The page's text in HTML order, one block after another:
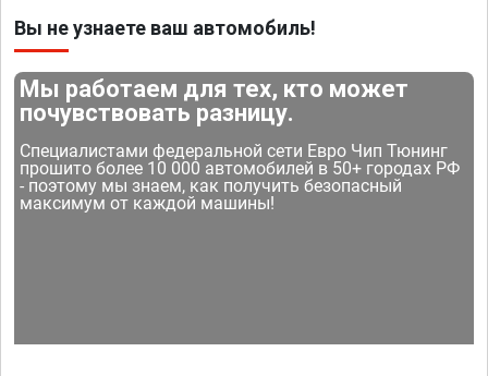
Вы не узнаете ваш автомобиль!
Мы работаем для тех, кто может
почувствовать разницу.
Специалистами федеральной сети Евро Чип Тюнинг
прошито более 10 000 автомобилей в 50+ городах РФ
- поэтому мы знаем, как получить безопасный
максимум от каждой машины!